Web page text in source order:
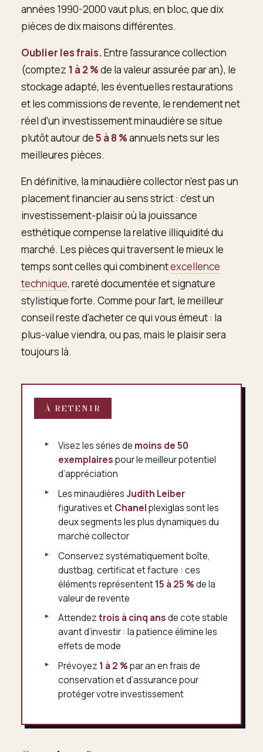
années 1990-2000 vaut plus, en bloc, que dix
pièces de dix maisons différentes.
Oublier les frais.Entre l’assurance collection
(comptez 1 à 2 %de la valeur assurée par an), le
stockage adapté, les éventuelles restaurations
et les commissions de revente, le rendement net
réel d’un investissement minaudière se situe
plutôt autour de5 à 8 %annuels nets sur les
meilleures pièces.
En définitive, la minaudière collector n’est pas un
placement financier au sens strict : c’est un
investissement-plaisir où la jouissance
esthétique compense la relative illiquidité du
marché. Les pièces qui traversent le mieux le
temps sont celles qui combinentexcellence
technique, rareté documentée et signature
stylistique forte. Comme pour l’art, le meilleur
conseil reste d’acheter ce qui vous émeut : la
plus-value viendra, ou pas, mais le plaisir sera
toujours là.
À RETENIR
Visez les séries de moins de 50
exemplairespour le meilleur potentiel
d’appréciation
Les minaudièresJudith Leiber
figuratives etChanelplexiglas sont les
deux segments les plus dynamiques du
marché collector
Conservez systématiquement boîte,
dustbag, certificat et facture : ces
éléments représentent15 à 25 %de la
valeur de revente
Attendeztrois à cinq ansde cote stable
avant d’investir : la patience élimine les
effets de mode
Prévoyez 1 à 2 %par an en frais de
conservation et d’assurance pour
protéger votre investissement